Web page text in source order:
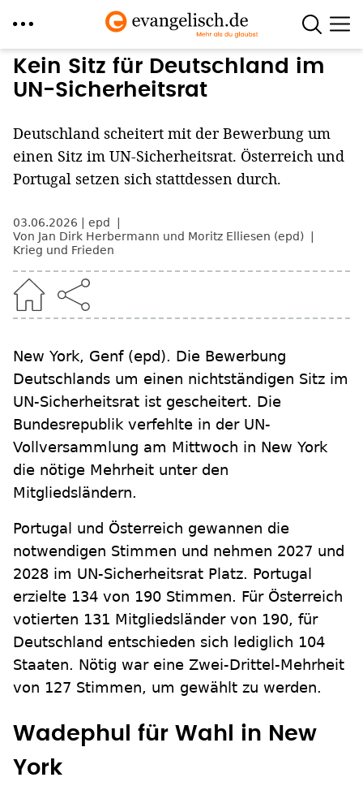
Direkt
zum
Kein Sitz für Deutschland im
UN-Sicherheitsrat
Deutschland scheitert mit der Bewerbung um
einen Sitz im UN-Sicherheitsrat. Österreich und
Portugal setzen sich stattdessen durch.
03.06.2026
epd
Von Jan Dirk Herbermann und Moritz Elliesen (epd)
Krieg und Frieden
New York, Genf (epd). Die Bewerbung
Deutschlands um einen nichtständigen Sitz im
UN-Sicherheitsrat ist gescheitert. Die
Bundesrepublik verfehlte in der UN-
Vollversammlung am Mittwoch in New York
die nötige Mehrheit unter den
Mitgliedsländern.
Portugal und Österreich gewannen die
notwendigen Stimmen und nehmen 2027 und
2028 im UN-Sicherheitsrat Platz. Portugal
erzielte 134 von 190 Stimmen. Für Österreich
votierten 131 Mitgliedsländer von 190, für
Deutschland entschieden sich lediglich 104
Staaten. Nötig war eine Zwei-Drittel-Mehrheit
von 127 Stimmen, um gewählt zu werden.
Wadephul für Wahl in New
York